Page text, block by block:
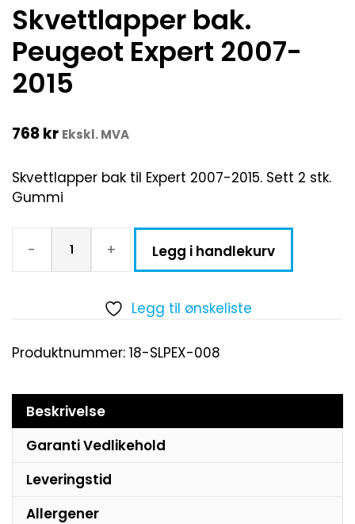
Skvettlapper bak.
Peugeot Expert 2007-
2015
768kr Ekskl. MVA
Skvettlapper bak til Expert 2007-2015. Sett 2 stk.
Gummi
- + Legg i handlekurv
Legg til ønskeliste
Produktnummer: 18-SLPEX-008
Beskrivelse
Garanti Vedlikehold
Leveringstid
Allergener